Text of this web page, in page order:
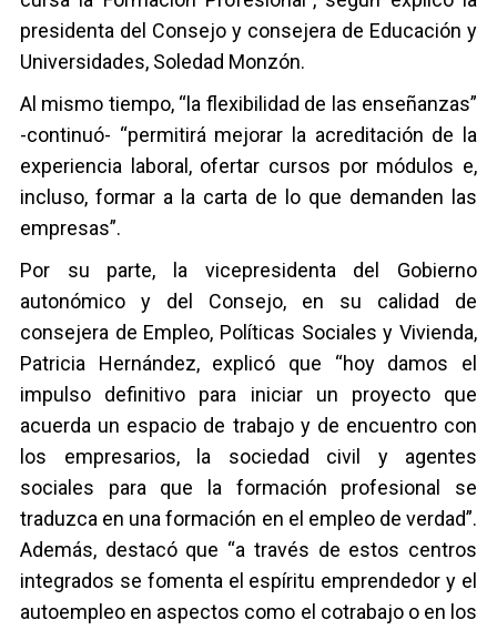
presidenta del Consejo y consejera de Educación y
Universidades, Soledad Monzón.
Al mismo tiempo, “la flexibilidad de las enseñanzas”
-continuó- “permitirá mejorar la acreditación de la
experiencia laboral, ofertar cursos por módulos e,
incluso, formar a la carta de lo que demanden las
empresas”.
Por su parte, la vicepresidenta del Gobierno
autonómico y del Consejo, en su calidad de
consejera de Empleo, Políticas Sociales y Vivienda,
Patricia Hernández, explicó que “hoy damos el
impulso definitivo para iniciar un proyecto que
acuerda un espacio de trabajo y de encuentro con
los empresarios, la sociedad civil y agentes
sociales para que la formación profesional se
traduzca en una formación en el empleo de verdad”.
Además, destacó que “a través de estos centros
integrados se fomenta el espíritu emprendedor y el
autoempleo en aspectos como el cotrabajo o en los